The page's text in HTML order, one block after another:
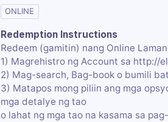
ONLINE
Redemption Instructions
Redeem (gamitin) nang Online
1) Magrehistro ng Account sa http://
2) Mag-search, Bag-book o bumili
3) Matapos mong piliin ang mga
mga detalye ng tao
o lahat ng mga tao na kasama sa